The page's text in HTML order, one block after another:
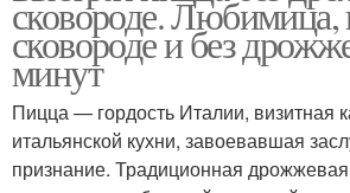
сковороде. Любимица,
сковороде и без
минут
Пицца — гордость Италии, визитная
итальянской кухни, завоевавшая
признание. Традиционная дрожжевая